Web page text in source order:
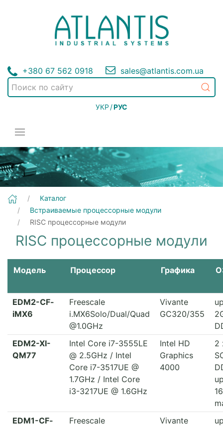
+380 67 562 0918 sales@atlantis.com.ua
УКР /РУС
Каталог
Встраиваемые процессорные модули
RISC процессорные модули
RISC процессорные модули
Модель Процессор Графика
EDM2-CF-
iMX6
Freescale
i.MX6Solo/Dual/Quad
@1.0GHz
Vivante
GC320/355
EDM2-XI-
QM77
Intel Core i7-3555LE
@ 2.5GHz / Intel
Core i7-3517UE @
1.7GHz / Intel Core
i3-3217UE @ 1.6GHz
Intel HD
Graphics
4000
2
EDM1-CF-
Freescale
Vivante